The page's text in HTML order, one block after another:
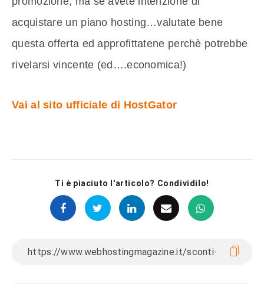
acquistare un piano hosting…valutate bene
questa offerta ed approfittatene perchè potrebbe
rivelarsi vincente (ed….economica!)
Vai al sito ufficiale di HostGator
Ti è piaciuto l'articolo? Condividilo!